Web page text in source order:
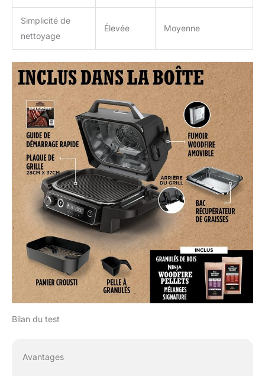
Simplicité de
nettoyage
Élevée Moyenne
Bilan du test
Avantages